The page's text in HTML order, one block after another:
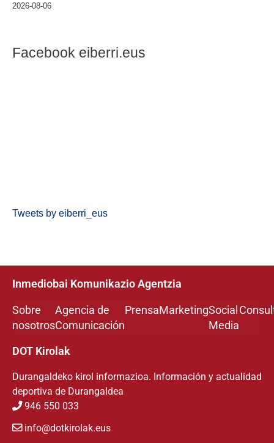
2026-08-06
Facebook eiberri.eus
Tweets by eiberri_eus
Inmediobai Komunikazio Agentzia
Sobre
nosotros
Agencia de
Comunicación
PrensaMarketingSocial
Media
DOT Kirolak
Durangaldeko kirol informazioa. Información y actualidad
deportiva de Durangaldea
946 550 033
info@dotkirolak.eus